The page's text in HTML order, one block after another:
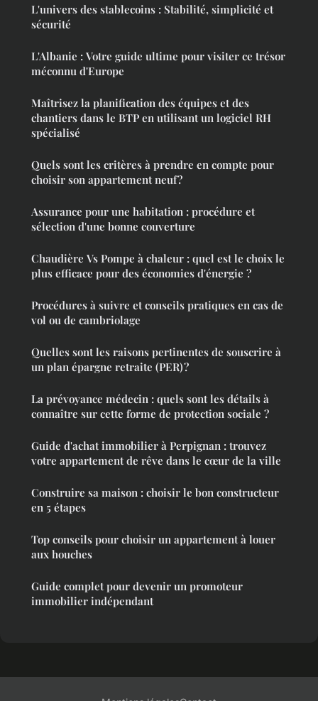
L'univers des stablecoins : Stabilité, simplicité et
sécurité
L'Albanie : Votre guide ultime pour visiter ce trésor
méconnu d'Europe
Maîtrisez la planification des équipes et des
chantiers dans le BTP en utilisant un logiciel RH
spécialisé
Quels sont les critères à prendre en compte pour
choisir son appartement neuf ?
Assurance pour une habitation : procédure et
sélection d'une bonne couverture
Chaudière Vs Pompe à chaleur : quel est le choix le
plus efficace pour des économies d'énergie ?
Procédures à suivre et conseils pratiques en cas de
vol ou de cambriolage
Quelles sont les raisons pertinentes de souscrire à
un plan épargne retraite (PER) ?
La prévoyance médecin : quels sont les détails à
connaître sur cette forme de protection sociale ?
Guide d'achat immobilier à Perpignan : trouvez
votre appartement de rêve dans le cœur de la ville
Construire sa maison : choisir le bon constructeur
en 5 étapes
Top conseils pour choisir un appartement à louer
aux houches
Guide complet pour devenir un promoteur
immobilier indépendant